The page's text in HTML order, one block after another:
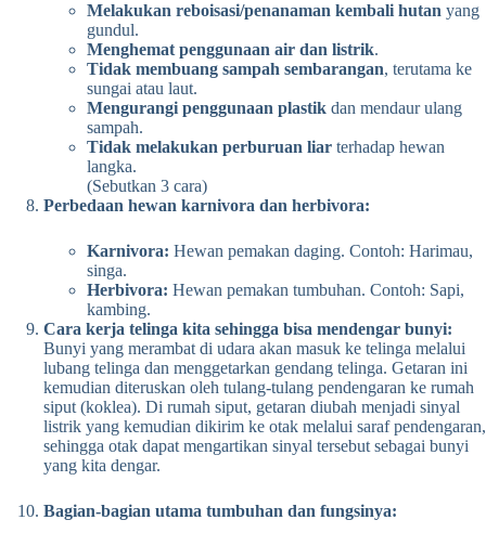
Melakukan reboisasi/penanaman kembali hutan yang
gundul.
Menghemat penggunaan air dan listrik.
Tidak membuang sampah sembarangan, terutama ke
sungai atau laut.
Mengurangi penggunaan plastik dan mendaur ulang
sampah.
Tidak melakukan perburuan liar terhadap hewan
langka.
(Sebutkan 3 cara)
Perbedaan hewan karnivora dan herbivora:
Karnivora: Hewan pemakan daging. Contoh: Harimau,
singa.
Herbivora: Hewan pemakan tumbuhan. Contoh: Sapi,
kambing.
Cara kerja telinga kita sehingga bisa mendengar bunyi:
Bunyi yang merambat di udara akan masuk ke telinga melalui
lubang telinga dan menggetarkan gendang telinga. Getaran ini
kemudian diteruskan oleh tulang-tulang pendengaran ke rumah
siput (koklea). Di rumah siput, getaran diubah menjadi sinyal
listrik yang kemudian dikirim ke otak melalui saraf pendengaran,
sehingga otak dapat mengartikan sinyal tersebut sebagai bunyi
yang kita dengar.
Bagian-bagian utama tumbuhan dan fungsinya: